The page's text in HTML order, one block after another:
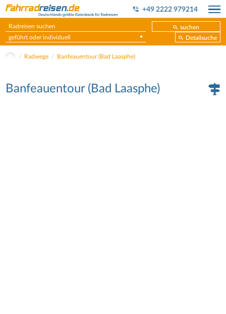
+49 2222 979214
suchen
geführt oder individuell
Detailsuche
Radwege Banfeauentour (Bad Laasphe)
Banfeauentour (Bad Laasphe)